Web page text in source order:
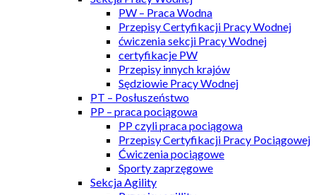
PW – Praca Wodna
Przepisy Certyfikacji Pracy Wodnej
ćwiczenia sekcji Pracy Wodnej
certyfikacje PW
Przepisy innych krajów
Sędziowie Pracy Wodnej
PT – Posłuszeństwo
PP – praca pociągowa
PP czyli praca pociągowa
Przepisy Certyfikacji Pracy Pociągowej
Ćwiczenia pociągowe
Sporty zaprzęgowe
Sekcja Agility